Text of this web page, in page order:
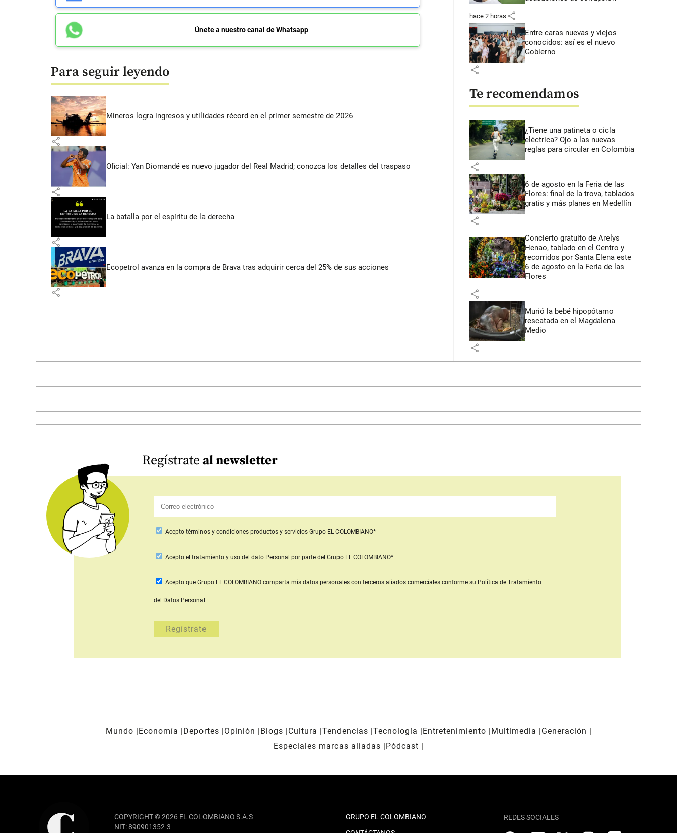
Únete a nuestro canal de Whatsapp
Para seguir leyendo
Mineros logra ingresos y utilidades récord en el primer semestre de 2026
share
Oficial: Yan Diomandé es nuevo jugador del Real Madrid; conozca los detalles del traspaso
share
La batalla por el espíritu de la derecha
share
Ecopetrol avanza en la compra de Brava tras adquirir cerca del 25% de sus acciones
share
hace 2 horas share
Entre caras nuevas y viejos
conocidos: así es el nuevo
Gobierno
share
Te recomendamos
¿Tiene una patineta o cicla
eléctrica? Ojo a las nuevas
reglas para circular en Colombia
share
6 de agosto en la Feria de las
Flores: final de la trova, tablados
gratis y más planes en Medellín
share
Concierto gratuito de Arelys
Henao, tablado en el Centro y
recorridos por Santa Elena este
6 de agosto en la Feria de las
Flores
share
Murió la bebé hipopótamo
rescatada en el Magdalena
Medio
share
Regístrateal newsletter
Acepto términos y condiciones productos y servicios Grupo EL COLOMBIANO*
Aceptoel tratamiento y uso del dato Personal por parte del Grupo EL COLOMBIANO*
Acepto que Grupo EL COLOMBIANO comparta mis datos personales con terceros aliados comercialesconforme su Política de Tratamiento
del Datos Personal.
Mundo Economía Deportes Opinión Blogs Cultura Tendencias Tecnología Entretenimiento Multimedia
Generación
Especiales marcas aliadas
Pódcast
COPYRIGHT © 2026 EL COLOMBIANO S.A.S
NIT: 890901352-3
GRUPO EL COLOMBIANO
REDES SOCIALES